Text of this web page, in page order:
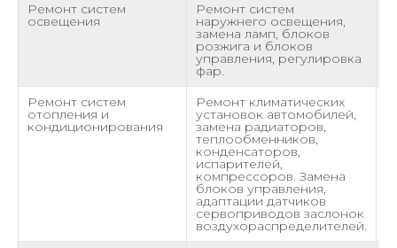
Ремонт систем
освещения
Ремонт систем
наружнего освещения,
замена ламп, блоков
розжига и блоков
управления, регулировка
фар.
Ремонт систем
отопления и
кондиционирования
Ремонт климатических
установок автомобилей,
замена радиаторов,
теплообменников,
конденсаторов,
испарителей,
компрессоров. Замена
блоков управления,
адаптации датчиков
сервоприводов заслонок
воздухораспределителей.